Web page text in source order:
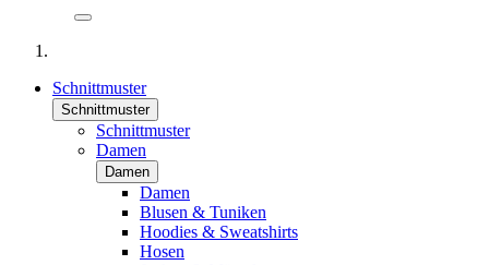
Schnittmuster
Schnittmuster
Schnittmuster
Damen
Damen
Damen
Blusen & Tuniken
Hoodies & Sweatshirts
Hosen